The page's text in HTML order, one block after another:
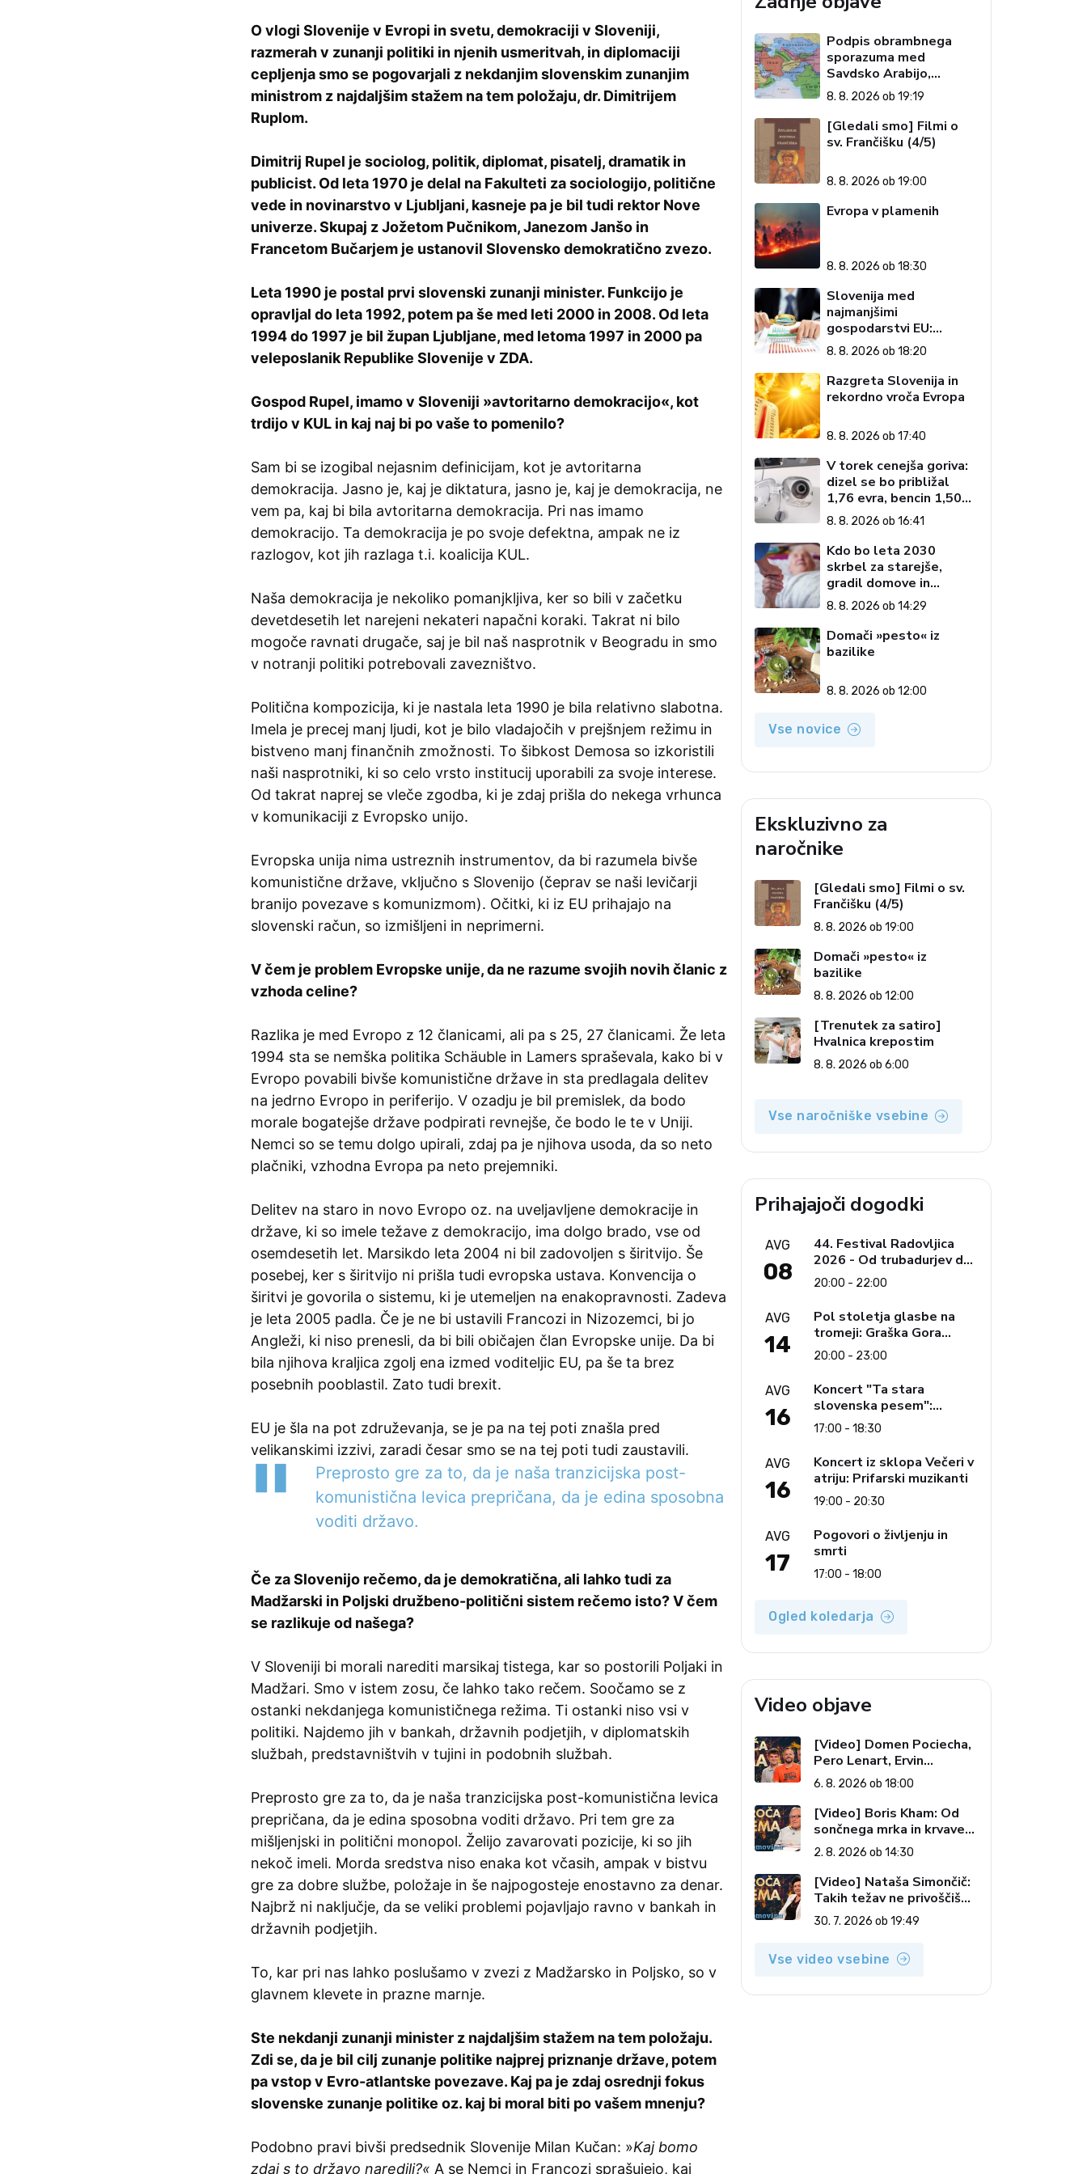
O vlogi Slovenije v Evropi in svetu, demokraciji v Sloveniji,
razmerah v zunanji politiki in njenih usmeritvah, in diplomaciji
cepljenja smo se pogovarjali z nekdanjim slovenskim zunanjim
ministrom z najdaljšim stažem na tem položaju, dr. Dimitrijem
Ruplom.
Dimitrij Rupel je sociolog, politik, diplomat, pisatelj, dramatik in
publicist. Od leta 1970 je delal na Fakulteti za sociologijo, politične
vede in novinarstvo v Ljubljani, kasneje pa je bil tudi rektor Nove
univerze. Skupaj z Jožetom Pučnikom, Janezom Janšo in
Francetom Bučarjem je ustanovil Slovensko demokratično zvezo.
Leta 1990 je postal prvi slovenski zunanji minister. Funkcijo je
opravljal do leta 1992, potem pa še med leti 2000 in 2008. Od leta
1994 do 1997 je bil župan Ljubljane, med letoma 1997 in 2000 pa
veleposlanik Republike Slovenije v ZDA.
Gospod Rupel, imamo v Sloveniji »avtoritarno demokracijo«, kot
trdijo v KUL in kaj naj bi po vaše to pomenilo?
Sam bi se izogibal nejasnim definicijam, kot je avtoritarna
demokracija. Jasno je, kaj je diktatura, jasno je, kaj je demokracija, ne
vem pa, kaj bi bila avtoritarna demokracija. Pri nas imamo
demokracijo. Ta demokracija je po svoje defektna, ampak ne iz
razlogov, kot jih razlaga t.i. koalicija KUL.
Naša demokracija je nekoliko pomanjkljiva, ker so bili v začetku
devetdesetih let narejeni nekateri napačni koraki. Takrat ni bilo
mogoče ravnati drugače, saj je bil naš nasprotnik v Beogradu in smo
v notranji politiki potrebovali zavezništvo.
Politična kompozicija, ki je nastala leta 1990 je bila relativno slabotna.
Imela je precej manj ljudi, kot je bilo vladajočih v prejšnjem režimu in
bistveno manj finančnih zmožnosti. To šibkost Demosa so izkoristili
naši nasprotniki, ki so celo vrsto institucij uporabili za svoje interese.
Od takrat naprej se vleče zgodba, ki je zdaj prišla do nekega vrhunca
v komunikaciji z Evropsko unijo.
Evropska unija nima ustreznih instrumentov, da bi razumela bivše
komunistične države, vključno s Slovenijo (čeprav se naši levičarji
branijo povezave s komunizmom). Očitki, ki iz EU prihajajo na
slovenski račun, so izmišljeni in neprimerni.
V čem je problem Evropske unije, da ne razume svojih novih članic z
vzhoda celine?
Razlika je med Evropo z 12 članicami, ali pa s 25, 27 članicami. Že leta
1994 sta se nemška politika Schäuble in Lamers spraševala, kako bi v
Evropo povabili bivše komunistične države in sta predlagala delitev
na jedrno Evropo in periferijo. V ozadju je bil premislek, da bodo
morale bogatejše države podpirati revnejše, če bodo le te v Uniji.
Nemci so se temu dolgo upirali, zdaj pa je njihova usoda, da so neto
plačniki, vzhodna Evropa pa neto prejemniki.
Delitev na staro in novo Evropo oz. na uveljavljene demokracije in
države, ki so imele težave z demokracijo, ima dolgo brado, vse od
osemdesetih let. Marsikdo leta 2004 ni bil zadovoljen s širitvijo. Še
posebej, ker s širitvijo ni prišla tudi evropska ustava. Konvencija o
širitvi je govorila o sistemu, ki je utemeljen na enakopravnosti. Zadeva
je leta 2005 padla. Če je ne bi ustavili Francozi in Nizozemci, bi jo
Angleži, ki niso prenesli, da bi bili običajen član Evropske unije. Da bi
bila njihova kraljica zgolj ena izmed voditeljic EU, pa še ta brez
posebnih pooblastil. Zato tudi brexit.
EU je šla na pot združevanja, se je pa na tej poti znašla pred
velikanskimi izzivi, zaradi česar smo se na tej poti tudi zaustavili.
Preprosto gre za to, da je naša tranzicijska post-
komunistična levica prepričana, da je edina sposobna
voditi državo.
Če za Slovenijo rečemo, da je demokratična, ali lahko tudi za
Madžarski in Poljski družbeno-politični sistem rečemo isto? V čem
se razlikuje od našega?
V Sloveniji bi morali narediti marsikaj tistega, kar so postorili Poljaki in
Madžari. Smo v istem zosu, če lahko tako rečem. Soočamo se z
ostanki nekdanjega komunističnega režima. Ti ostanki niso vsi v
politiki. Najdemo jih v bankah, državnih podjetjih, v diplomatskih
službah, predstavništvih v tujini in podobnih službah.
Preprosto gre za to, da je naša tranzicijska post-komunistična levica
prepričana, da je edina sposobna voditi državo. Pri tem gre za
mišljenjski in politični monopol. Želijo zavarovati pozicije, ki so jih
nekoč imeli. Morda sredstva niso enaka kot včasih, ampak v bistvu
gre za dobre službe, položaje in še najpogosteje enostavno za denar.
Najbrž ni naključje, da se veliki problemi pojavljajo ravno v bankah in
državnih podjetjih.
To, kar pri nas lahko poslušamo v zvezi z Madžarsko in Poljsko, so v
glavnem klevete in prazne marnje.
Ste nekdanji zunanji minister z najdaljšim stažem na tem položaju.
Zdi se, da je bil cilj zunanje politike najprej priznanje države, potem
pa vstop v Evro-atlantske povezave. Kaj pa je zdaj osrednji fokus
slovenske zunanje politike oz. kaj bi moral biti po vašem mnenju?
Podobno pravi bivši predsednik Slovenije Milan Kučan: »Kaj bomo
zdaj s to državo naredili?« A se Nemci in Francozi sprašujejo, kaj
Podpis obrambnega
sporazuma med
Savdsko Arabijo,
Pakistanom in Turčijo
8. 8. 2026 ob 19:19
[Gledali smo] Filmi o
sv. Frančišku (4/5)
8. 8. 2026 ob 19:00
Evropa v plamenih
8. 8. 2026 ob 18:30
Slovenija med
najmanjšimi
gospodarstvi EU:
Golobova vlada pustila
visoke račune državi
8. 8. 2026 ob 18:20
Razgreta Slovenija in
rekordno vroča Evropa
8. 8. 2026 ob 17:40
V torek cenejša goriva:
dizel se bo približal
1,76 evra, bencin 1,50
evra
8. 8. 2026 ob 16:41
Kdo bo leta 2030
skrbel za starejše,
gradil domove in
zagotavljal javne
storitve?
8. 8. 2026 ob 14:29
Domači »pesto« iz
bazilike
8. 8. 2026 ob 12:00
Vse novice
Ekskluzivno za
naročnike
[Gledali smo] Filmi o sv.
Frančišku (4/5)
8. 8. 2026 ob 19:00
Domači »pesto« iz
bazilike
8. 8. 2026 ob 12:00
[Trenutek za satiro]
Hvalnica krepostim
8. 8. 2026 ob 6:00
Vse naročniške vsebine
Prihajajoči dogodki
AVG
08
44. Festival Radovljica
2026 - Od trubadurjev do
Brahmsa
20:00 - 22:00
AVG
14
Pol stoletja glasbe na
tromeji: Graška Gora
obeležuje 50. jubilejni
festival narodno-zabavne
glasbe
20:00 - 23:00
AVG
16
Koncert "Ta stara
slovenska pesem":
Ljudski pevci Jezerci
17:00 - 18:30
AVG
16
Koncert iz sklopa Večeri v
atriju: Prifarski muzikanti
19:00 - 20:30
AVG
17
Pogovori o življenju in
smrti
17:00 - 18:00
Ogled koledarja
Video objave
[Video] Domen Pociecha,
Pero Lenart, Ervin
Kostanjšek: Šport
specialcev (Vroča tema, 6.
8. 2026)
6. 8. 2026 ob 18:00
[Video] Boris Kham: Od
sončnega mrka in krvave
lune do slovenskih
pečatov v vesolju (Vroča
tema, 2. 8. 2026)
2. 8. 2026 ob 14:30
[Video] Nataša Simončič:
Takih težav ne privoščiš
nikomur (Vroča tema, 30.
7. 2026)
30. 7. 2026 ob 19:49
Vse video vsebine